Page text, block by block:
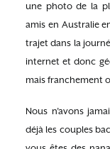
une photo de la
amis en Australie
trajet dans la
internet et donc
mais franchement
Nous n’avons
déjà les couples